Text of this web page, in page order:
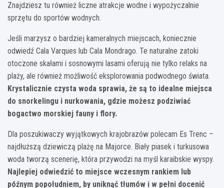
Znajdziesz tu również liczne atrakcje wodne i wypożyczalnie
sprzętu do sportów wodnych.
Jeśli marzysz o bardziej kameralnych miejscach, koniecznie
odwiedź Cala Varques lub Cala Mondrago. Te naturalne zatoki
otoczone skałami i sosnowymi lasami oferują nie tylko relaks na
plaży, ale również możliwość eksplorowania podwodnego świata.
Krystalicznie czysta woda sprawia, że są to idealne miejsca
do snorkelingu i nurkowania, gdzie możesz podziwiać
bogactwo morskiej fauny i flory.
Dla poszukiwaczy wyjątkowych krajobrazów polecam Es Trenc –
najdłuższą dziewiczą plażę na Majorce. Biały piasek i turkusowa
woda tworzą scenerię, która przywodzi na myśl karaibskie wyspy.
Najlepiej odwiedzić to miejsce wczesnym rankiem lub
późnym popołudniem, by uniknąć tłumów i w pełni docenić